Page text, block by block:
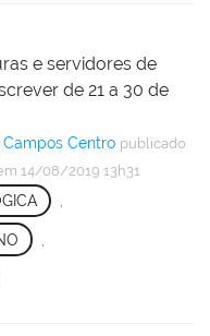
e servidores de
de 21 a 30 de
Centro publicado
14/08/2019 13h31